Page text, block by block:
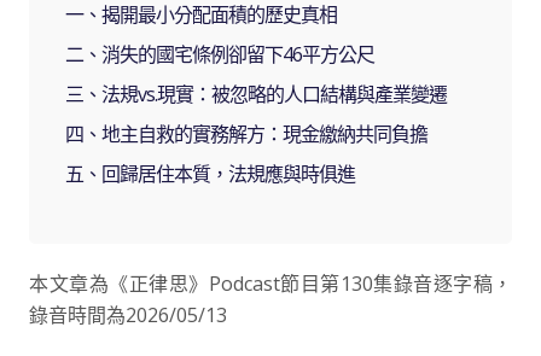
一、揭開最小分配面積的歷史真相
二、消失的國宅條例卻留下46平方公尺
三、法規vs.現實：被忽略的人口結構與產業變遷
四、地主自救的實務解方：現金繳納共同負擔
五、回歸居住本質，法規應與時俱進
本文章為《正律思》Podcast節目第130集錄音逐字稿，
錄音時間為2026/05/13